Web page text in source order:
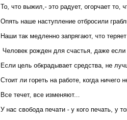
То, что выжил,- это радует, огорчает то,
Опять наше наступление отбросили
Наши так медленно запрягают, что
Человек рожден для счастья, даже если
Если цель обкрадывает средства, не
Стоит ли гореть на работе, когда ничего
Все течет, все изменяют...
У нас свобода печати - у кого печать, у